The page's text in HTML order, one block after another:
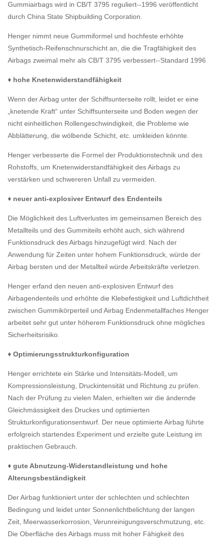
Gummiairbags wird in CB/T 3795 reguliert--1996 veröffentlicht
durch China State Shipbuilding Corporation.
Henger nimmt neue Gummiformel und hochfeste erhöhte
Synthetisch-Reifenschnurschicht an, die die Tragfähigkeit des
Airbags zweimal mehr als CB/T 3795 verbessert--Standard 1996
♦ hohe Knetenwiderstandfähigkeit
Wenn der Airbag unter der Schiffsunterseite rollt, leidet er eine
„knetende Kraft“ unter Schiffsunterseite und Boden wegen der
nicht einheitlichen Rollengeschwindigkeit, die Probleme wie
Abblätterung, die wölbende Schicht, etc. umkleiden könnte.
Henger verbesserte die Formel der Produktionstechnik und des
Rohstoffs, um Knetenwiderstandfähigkeit des Airbags zu
verstärken und schwereren Unfall zu vermeiden.
♦ neuer anti-explosiver Entwurf des Endenteils
Die Möglichkeit des Luftverlustes im gemeinsamen Bereich des
Metallteils und des Gummiteils erhöht auch, sich während
Funktionsdruck des Airbags hinzugefügt wird. Nach der
Anwendung für Zeiten unter hohem Funktionsdruck, würde der
Airbag bersten und der Metallteil würde Arbeitskräfte verletzen.
Henger erfand den neuen anti-explosiven Entwurf des
Airbagendenteils und erhöhte die Klebefestigkeit und Luftdichtheit
zwischen Gummikörperteil und Airbag Endenmetallfaches Henger
arbeitet sehr gut unter höherem Funktionsdruck ohne mögliches
Sicherheitsrisiko.
♦ Optimierungsstrukturkonfiguration
Henger errichtete ein Stärke und Intensitäts-Modell, um
Kompressionsleistung, Druckintensität und Richtung zu prüfen.
Nach der Prüfung zu vielen Malen, erhielten wir die ändernde
Gleichmässigkeit des Druckes und optimierten
Strukturkonfigurationsentwurf. Der neue optimierte Airbag führte
erfolgreich startendes Experiment und erzielte gute Leistung im
praktischen Gebrauch.
♦ gute Abnutzung-Widerstandleistung und hohe
Alterungsbeständigkeit
Der Airbag funktioniert unter der schlechten und schlechten
Bedingung und leidet unter Sonnenlichtbelichtung der langen
Zeit, Meerwasserkorrosion, Verunreinigungsverschmutzung, etc.
Die Oberfläche des Airbags muss mit hoher Fähigkeit des